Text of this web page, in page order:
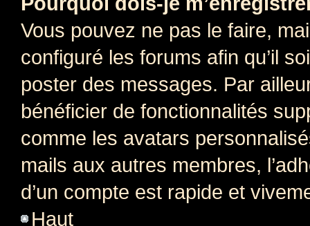
Vous pouvez ne pas le faire,
configuré les forums afin qu’il
poster des messages. Par
bénéficier de fonctionnalités
comme les avatars
mails aux autres membres,
d’un compte est rapide et
Haut